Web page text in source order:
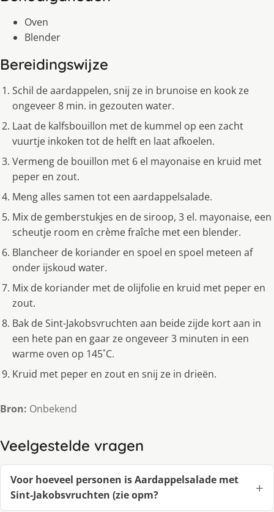
Oven
Blender
Bereidingswijze
Schil de aardappelen, snij ze in brunoise en kook ze
ongeveer 8 min. in gezouten water.
Laat de kalfsbouillon met de kummel op een zacht
vuurtje inkoken tot de helft en laat afkoelen.
Vermeng de bouillon met 6 el mayonaise en kruid met
peper en zout.
Meng alles samen tot een aardappelsalade.
Mix de gemberstukjes en de siroop, 3 el. mayonaise, een
scheutje room en crème fraîche met een blender.
Blancheer de koriander en spoel en spoel meteen af
onder ijskoud water.
Mix de koriander met de olijfolie en kruid met peper en
zout.
Bak de Sint-Jakobsvruchten aan beide zijde kort aan in
een hete pan en gaar ze ongeveer 3 minuten in een
warme oven op 145˚C.
Kruid met peper en zout en snij ze in drieën.
Bron: Onbekend
Veelgestelde vragen
Voor hoeveel personen is Aardappelsalade met
Sint-Jakobsvruchten (zie opm?